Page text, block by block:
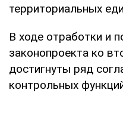
территориальных
В ходе отработки и
законопроекта ко
достигнуты ряд
контрольных